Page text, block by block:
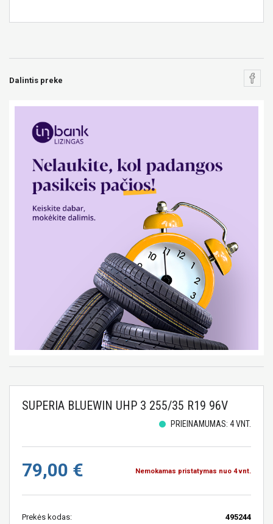
Dalintis preke
SUPERIA BLUEWIN UHP 3 255/35 R19 96V
PRIEINAMUMAS: 4 VNT.
79,00 € Nemokamas pristatymas nuo 4 vnt.
Prekės kodas: 495244